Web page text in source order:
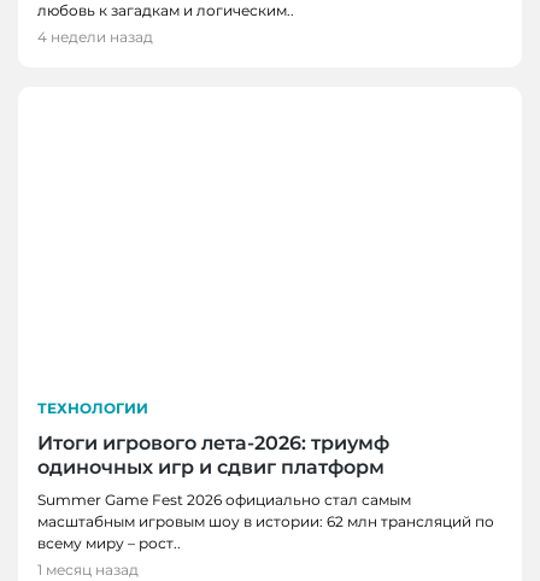
любовь к загадкам и логическим..
4 недели назад
ТЕХНОЛОГИИ
Итоги игрового лета-2026: триумф
одиночных игр и сдвиг платформ
Summer Game Fest 2026 официально стал самым
масштабным игровым шоу в истории: 62 млн трансляций по
всему миру – рост..
1 месяц назад
НОВОСТИ, НОВОСТИ КЕМЕРОВО,
ТЕХНОЛОГИИ
Разработку кузбасских ученых внедрили на
производстве антибактериального